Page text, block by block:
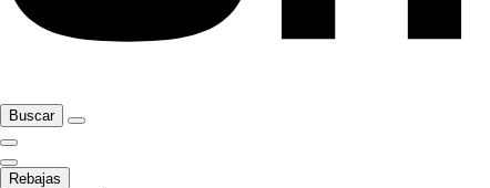
Buscar
Rebajas